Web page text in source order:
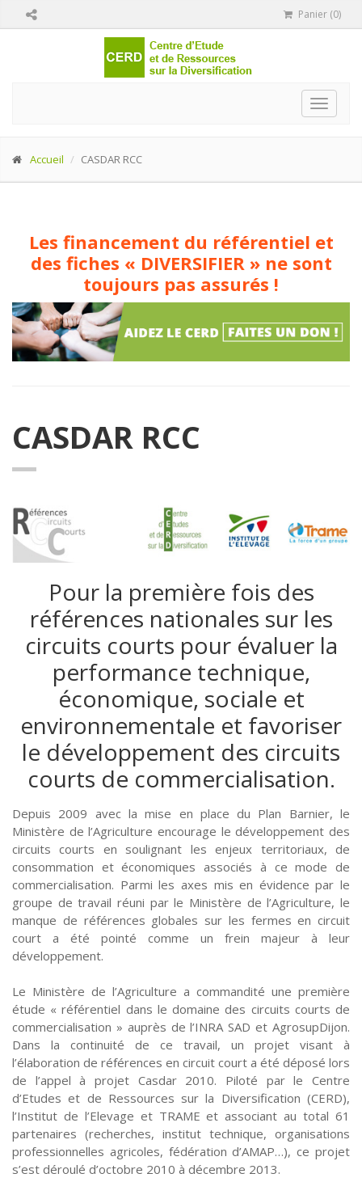
Panier (0)
Toggle
Accueil CASDAR RCC
Les financement du référentiel et
des fiches « DIVERSIFIER » ne sont
toujours pas assurés !
CASDAR RCC
Pour la première fois des
références nationales sur les
circuits courts pour évaluer la
performance technique,
économique, sociale et
environnementale et favoriser
le développement des circuits
courts de commercialisation.
Depuis 2009 avec la mise en place du Plan Barnier, le
Ministère de l’Agriculture encourage le développement des
circuits courts en soulignant les enjeux territoriaux, de
consommation et économiques associés à ce mode de
commercialisation. Parmi les axes mis en évidence par le
groupe de travail réuni par le Ministère de l’Agriculture, le
manque de références globales sur les fermes en circuit
court a été pointé comme un frein majeur à leur
développement.
Le Ministère de l’Agriculture a commandité une première
étude « référentiel dans le domaine des circuits courts de
commercialisation » auprès de l’INRA SAD et AgrosupDijon.
Dans la continuité de ce travail, un projet visant à
l’élaboration de références en circuit court a été déposé lors
de l’appel à projet Casdar 2010. Piloté par le Centre
d’Etudes et de Ressources sur la Diversification (CERD),
l’Institut de l’Elevage et TRAME et associant au total 61
partenaires (recherches, institut technique, organisations
professionnelles agricoles, fédération d’AMAP…), ce projet
s’est déroulé d’octobre 2010 à décembre 2013.